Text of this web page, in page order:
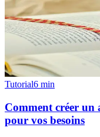
Tutorial6 min
Comment créer un
pour vos besoins